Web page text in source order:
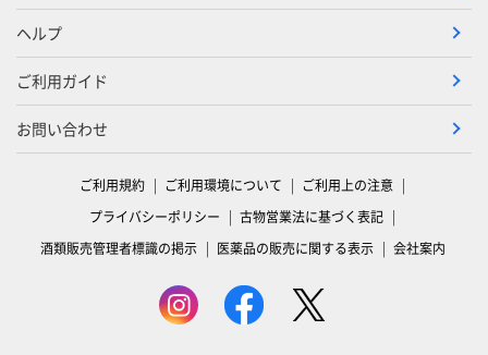
ヘルプ
ご利用ガイド
お問い合わせ
ご利用規約 ご利用環境について
ご利用上の注意
プライバシーポリシー
古物営業法に基づく表記
酒類販売管理者標識の掲示
医薬品の販売に関する表示 会社案内